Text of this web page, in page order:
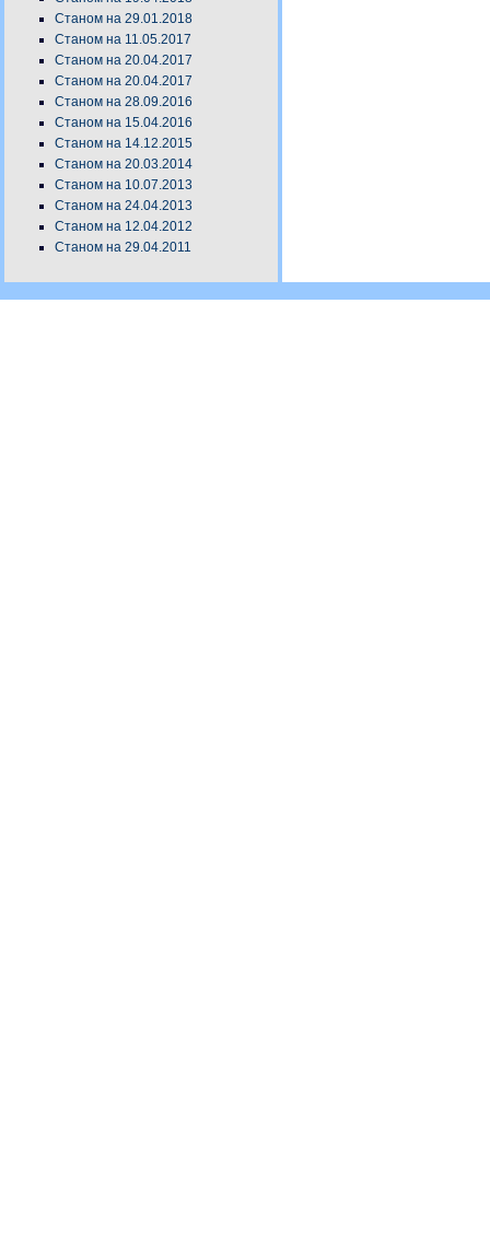
Станом на 29.01.2018
Станом на 11.05.2017
Станом на 20.04.2017
Станом на 20.04.2017
Станом на 28.09.2016
Станом на 15.04.2016
Станом на 14.12.2015
Станом на 20.03.2014
Станом на 10.07.2013
Станом на 24.04.2013
Станом на 12.04.2012
Станом на 29.04.2011